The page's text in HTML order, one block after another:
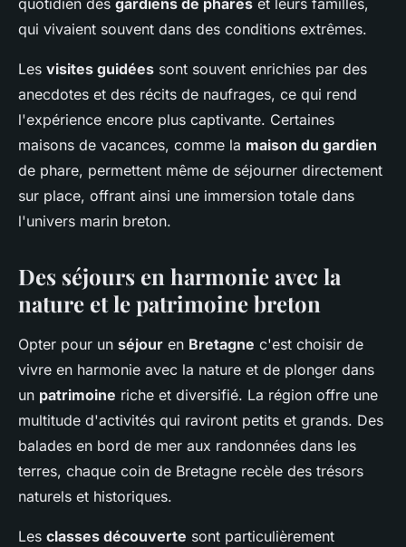
quotidien des gardiens de phares et leurs familles,
qui vivaient souvent dans des conditions extrêmes.
Les visites guidées sont souvent enrichies par des
anecdotes et des récits de naufrages, ce qui rend
l'expérience encore plus captivante. Certaines
maisons de vacances, comme la maison du gardien
de phare, permettent même de séjourner directement
sur place, offrant ainsi une immersion totale dans
l'univers marin breton.
Des séjours en harmonie avec la
nature et le patrimoine breton
Opter pour un séjour en Bretagne c'est choisir de
vivre en harmonie avec la nature et de plonger dans
un patrimoine riche et diversifié. La région offre une
multitude d'activités qui raviront petits et grands. Des
balades en bord de mer aux randonnées dans les
terres, chaque coin de Bretagne recèle des trésors
naturels et historiques.
Les classes découverte sont particulièrement